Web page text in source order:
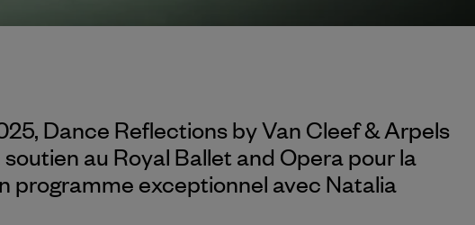
Dance Reflections byVan Cleef & Arpels
au Royal Ballet and Opera pour la
programme exceptionnel avec Natalia